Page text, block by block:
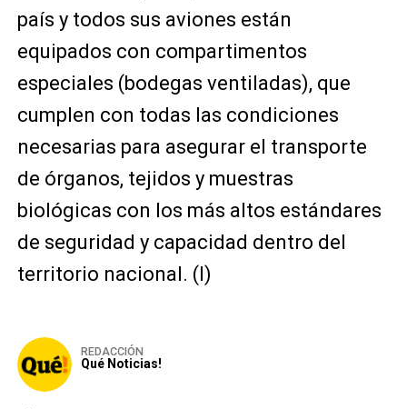
país y todos sus aviones están
equipados con compartimentos
especiales (bodegas ventiladas), que
cumplen con todas las condiciones
necesarias para asegurar el transporte
de órganos, tejidos y muestras
biológicas con los más altos estándares
de seguridad y capacidad dentro del
territorio nacional. (I)
REDACCIÓN
Qué Noticias!